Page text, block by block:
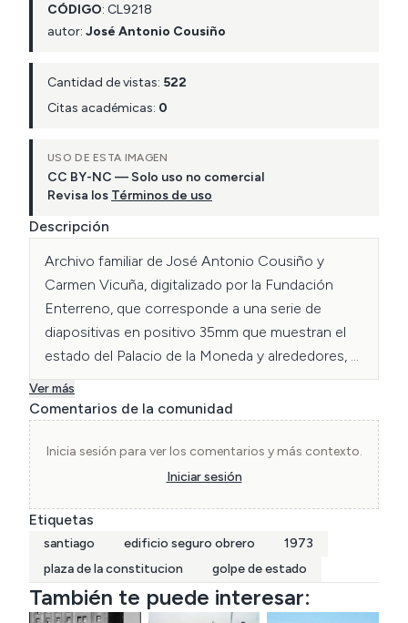
CÓDIGO: CL9218
autor: José Antonio Cousiño
Cantidad de vistas: 522
Citas académicas: 0
USO DE ESTA IMAGEN
CC BY-NC — Solo uso no comercial
Revisa los Términos de uso
Descripción
Archivo familiar de José Antonio Cousiño y
Carmen Vicuña, digitalizado por la Fundación
Enterreno, que corresponde a una serie de
diapositivas en positivo 35mm que muestran el
estado del Palacio de la Moneda y alrededores,
posterior al bombardeo y Golpe de Estado del 11
de Septiembre de 1973.
Ver más
Comentarios de la comunidad
Inicia sesión para ver los comentarios y más contexto.
Iniciar sesión
Etiquetas
santiago edificio seguro obrero
1973
plaza de la constitucion
golpe de estado
También te puede interesar: